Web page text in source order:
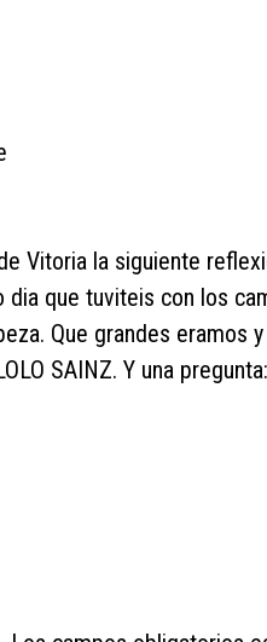
Vitoria la siguiente
que tuviteis con los
Que grandes eramos
SAINZ. Y una